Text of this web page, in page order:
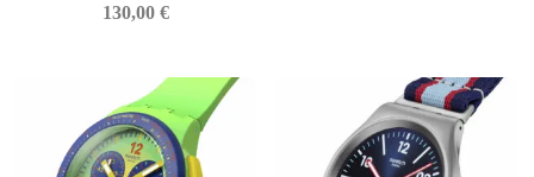
130,00 €